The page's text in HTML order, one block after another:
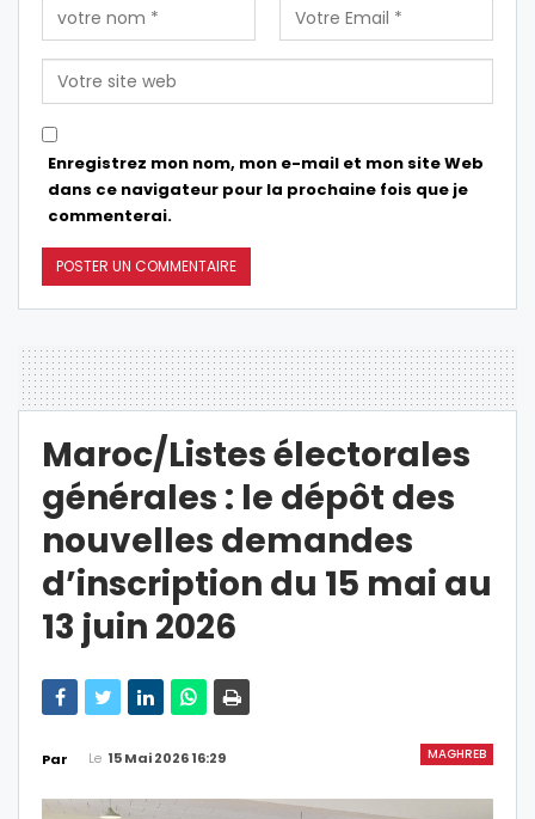
Enregistrez mon nom, mon e-mail et mon site Web
dans ce navigateur pour la prochaine fois que je
commenterai.
Maroc/Listes électorales
générales : le dépôt des
nouvelles demandes
d’inscription du 15 mai au
13 juin 2026
MAGHREB
Par Le 15 Mai 2026 16:29